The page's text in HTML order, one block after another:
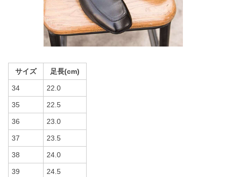
サイズ 足長(cm)
34 22.0
35 22.5
36 23.0
37 23.5
38 24.0
39 24.5